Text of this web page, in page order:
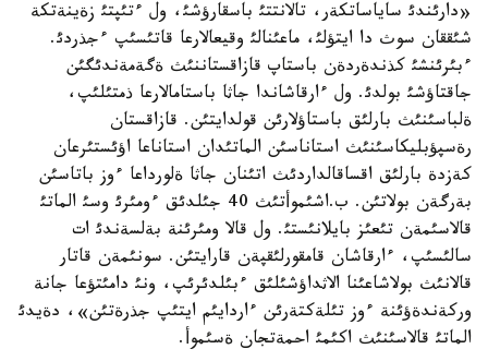
«دارئندئ ساياساتكةر، تالانتتئ باسقارؤشئ، ول ءتئپتئ زةينةتكة
شئققان سوث دا ايتؤلئ، ماعئنالئ وقيعالارعا قاتئسئپ ءجذردئ.
ءبئرئنشئ كذندةردةن باستاپ قازاقستاننئث ةگةمةندئگئن
جاقتاؤشئ بولدئ. ول ءارقاشاندا جاثا باستامالارعا ذمتئلئپ،
ةلباسئنئث بارلئق باستاؤلارئن قولدايتئن. قازاقستان
رةسپؤبليكاسئنئث استاناسئن الماتئدان استاناعا اؤئستئرعان
كةزدة بارلئق اقساقالداردئث اتئنان جاثا ةلورداعا ءوز باتاسئن
بةرگةن بولاتئن. ب.اشئموأتئث 40 جئلدئق ءومئرئ وسئ الماتئ
قالاسئمةن تئعئز بايلانئستئ. ول قالا ومئرئنة بةلسةندئ ات
سالئسئپ، ءارقاشان قامقورلئقپةن قارايتئن. سونئمةن قاتار
قالانئث بولاشاعئنا الاثداؤشئلئق ءبئلدئرئپ، ونئ دامئتؤعا جانة
وركةندةؤئنة ءوز تئلةكتةرئن ءاردايئم ايتئپ جذرةتئن»، دةيدئ
الماتئ قالاسئنئث اكئمئ احمةتجان ةسئموأ.